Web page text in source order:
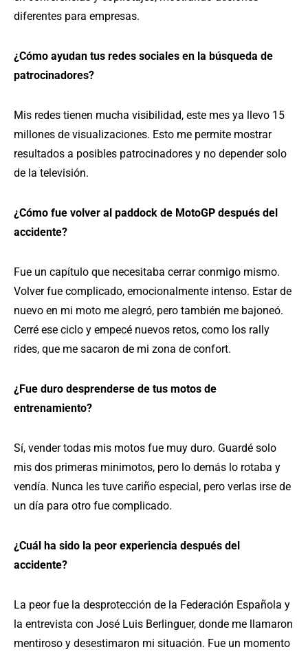
diferentes para empresas.
¿Cómo ayudan tus redes sociales en la búsqueda de
patrocinadores?
Mis redes tienen mucha visibilidad, este mes ya llevo 15
millones de visualizaciones. Esto me permite mostrar
resultados a posibles patrocinadores y no depender solo
de la televisión.
¿Cómo fue volver al paddock de MotoGP después del
accidente?
Fue un capítulo que necesitaba cerrar conmigo mismo.
Volver fue complicado, emocionalmente intenso. Estar de
nuevo en mi moto me alegró, pero también me bajoneó.
Cerré ese ciclo y empecé nuevos retos, como los rally
rides, que me sacaron de mi zona de confort.
¿Fue duro desprenderse de tus motos de
entrenamiento?
Sí, vender todas mis motos fue muy duro. Guardé solo
mis dos primeras minimotos, pero lo demás lo rotaba y
vendía. Nunca les tuve cariño especial, pero verlas irse de
un día para otro fue complicado.
¿Cuál ha sido la peor experiencia después del
accidente?
La peor fue la desprotección de la Federación Española y
la entrevista con José Luis Berlinguer, donde me llamaron
mentiroso y desestimaron mi situación. Fue un momento